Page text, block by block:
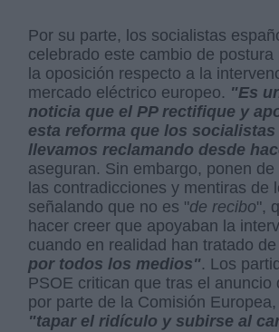
Por su parte, los socialistas
celebrado este cambio de postura
la oposición respecto a la
mercado eléctrico europeo. "Es
noticia que el PP rectifique y
esta reforma que los socialistas
llevamos reclamando desde
aseguran. Sin embargo, ponen de
las contradicciones y mentiras de
señalando que no es "de recibo",
hacer creer que apoyaban la
cuando en realidad han tratado de
por todos los medios". Los
PSOE critican que tras el anuncio
por parte de la Comisión
"tapar el ridículo y subirse al